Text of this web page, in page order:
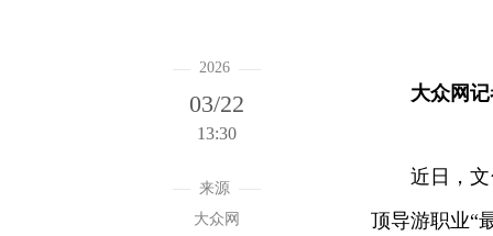
2026
03/22
13:30
来源
大众网
大众网
近日，文化
顶导游职业“